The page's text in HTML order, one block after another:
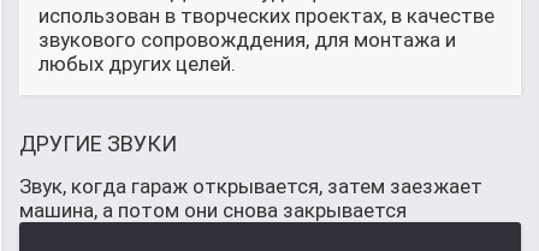
использован в творческих проектах, в качестве
звукового сопровожддения, для монтажа и
любых других целей.
ДРУГИЕ ЗВУКИ
Звук, когда гараж открывается, затем заезжает
машина, а потом они снова закрывается